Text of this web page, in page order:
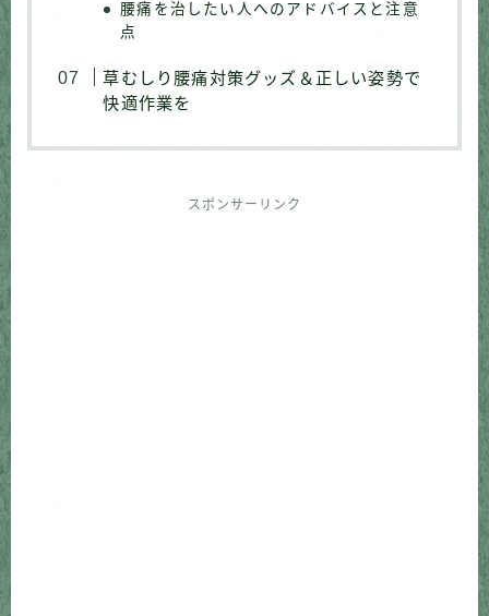
腰痛を治したい人へのアドバイスと注意
点
草むしり腰痛対策グッズ＆正しい姿勢で
快適作業を
スポンサーリンク